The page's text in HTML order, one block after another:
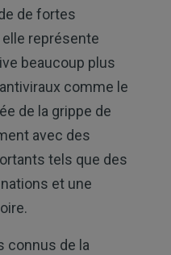
de fortes
représente
beaucoup plus
comme le
de la grippe de
avec des
tels que des
et une
connus de la